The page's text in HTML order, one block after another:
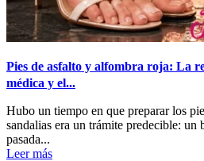
Pies de asfalto y alfombra roja: La
médica y el...
Hubo un tiempo en que preparar los
sandalias era un trámite predecible: un
pasada...
Leer más